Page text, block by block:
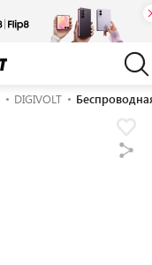
DIGIVOLT